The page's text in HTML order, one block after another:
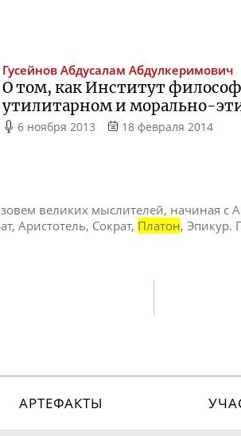
Гусейнов Абдусалам Абдулкеримович
О том, как Институт
утилитарном и морально-
6 ноября 2013 18 февраля 2014
великих мыслителей, начиная с
Аристотель, Сократ, Платон, Эпикур.
АРТЕФАКТЫ